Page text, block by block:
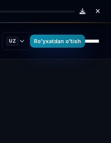
UZ Ro'yxatdan o'tish